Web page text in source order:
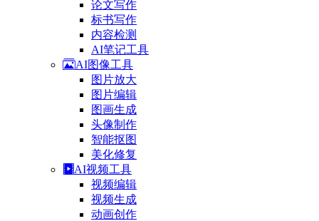
论文写作
标书写作
内容检测
AI笔记工具
AI图像工具
图片放大
图片编辑
图画生成
头像制作
智能抠图
美化修复
AI视频工具
视频编辑
视频生成
动画创作